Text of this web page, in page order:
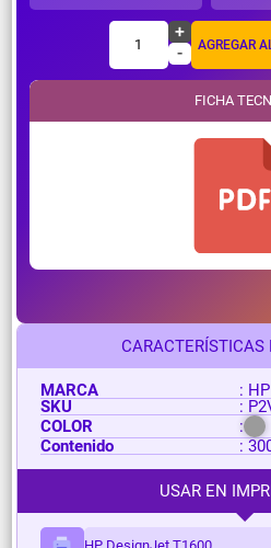
CARACTERÍSTICAS
MARCA
: HP
SKU
:
COLOR
:
Contenido
:
USAR EN
1
+
-
AGREGAR
FICHA